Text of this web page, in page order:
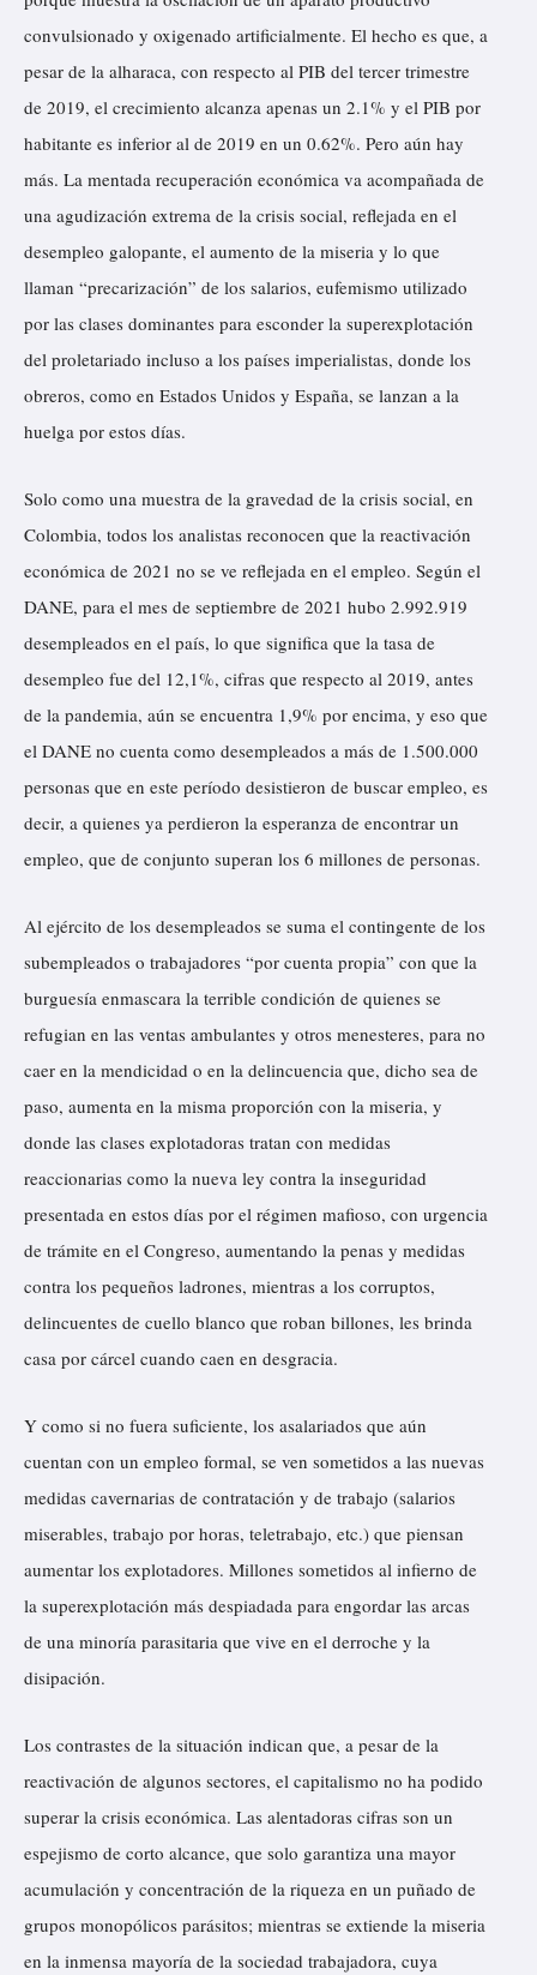
convulsionado y oxigenado artificialmente. El hecho es que, a
pesar de la alharaca, con respecto al PIB del tercer trimestre
de 2019, el crecimiento alcanza apenas un 2.1% y el PIB por
habitante es inferior al de 2019 en un 0.62%. Pero aún hay
más. La mentada recuperación económica va acompañada de
una agudización extrema de la crisis social, reflejada en el
desempleo galopante, el aumento de la miseria y lo que
llaman “precarización” de los salarios, eufemismo utilizado
por las clases dominantes para esconder la superexplotación
del proletariado incluso a los países imperialistas, donde los
obreros, como en Estados Unidos y España, se lanzan a la
huelga por estos días.
Solo como una muestra de la gravedad de la crisis social, en
Colombia, todos los analistas reconocen que la reactivación
económica de 2021 no se ve reflejada en el empleo. Según el
DANE, para el mes de septiembre de 2021 hubo 2.992.919
desempleados en el país, lo que significa que la tasa de
desempleo fue del 12,1%, cifras que respecto al 2019, antes
de la pandemia, aún se encuentra 1,9% por encima, y eso que
el DANE no cuenta como desempleados a más de 1.500.000
personas que en este período desistieron de buscar empleo, es
decir, a quienes ya perdieron la esperanza de encontrar un
empleo, que de conjunto superan los 6 millones de personas.
Al ejército de los desempleados se suma el contingente de los
subempleados o trabajadores “por cuenta propia” con que la
burguesía enmascara la terrible condición de quienes se
refugian en las ventas ambulantes y otros menesteres, para no
caer en la mendicidad o en la delincuencia que, dicho sea de
paso, aumenta en la misma proporción con la miseria, y
donde las clases explotadoras tratan con medidas
reaccionarias como la nueva ley contra la inseguridad
presentada en estos días por el régimen mafioso, con urgencia
de trámite en el Congreso, aumentando la penas y medidas
contra los pequeños ladrones, mientras a los corruptos,
delincuentes de cuello blanco que roban billones, les brinda
casa por cárcel cuando caen en desgracia.
Y como si no fuera suficiente, los asalariados que aún
cuentan con un empleo formal, se ven sometidos a las nuevas
medidas cavernarias de contratación y de trabajo (salarios
miserables, trabajo por horas, teletrabajo, etc.) que piensan
aumentar los explotadores. Millones sometidos al infierno de
la superexplotación más despiadada para engordar las arcas
de una minoría parasitaria que vive en el derroche y la
disipación.
Los contrastes de la situación indican que, a pesar de la
reactivación de algunos sectores, el capitalismo no ha podido
superar la crisis económica. Las alentadoras cifras son un
espejismo de corto alcance, que solo garantiza una mayor
acumulación y concentración de la riqueza en un puñado de
grupos monopólicos parásitos; mientras se extiende la miseria
en la inmensa mayoría de la sociedad trabajadora, cuya